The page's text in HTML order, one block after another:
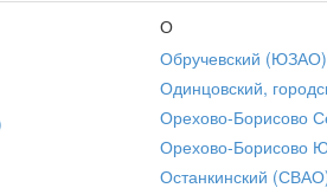
О
Обручевский (ЮЗАО)
Одинцовский,
Орехово-Борисово
Орехово-Борисово
Останкинский